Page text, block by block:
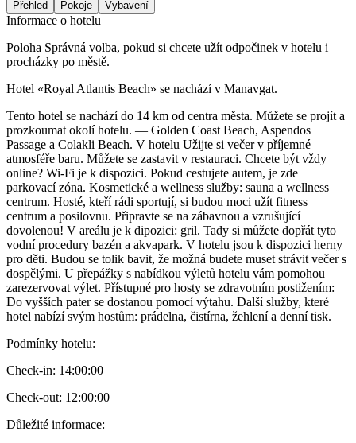
Přehled Pokoje Vybavení
Informace o hotelu
Poloha Správná volba, pokud si chcete užít odpočinek v hotelu i
procházky po městě.
Hotel «Royal Atlantis Beach» se nachází v Manavgat.
Tento hotel se nachází do 14 km od centra města. Můžete se projít a
prozkoumat okolí hotelu. — Golden Coast Beach, Aspendos
Passage a Colakli Beach. V hotelu Užijte si večer v příjemné
atmosféře baru. Můžete se zastavit v restauraci. Chcete být vždy
online? Wi-Fi je k dispozici. Pokud cestujete autem, je zde
parkovací zóna. Kosmetické a wellness služby: sauna a wellness
centrum. Hosté, kteří rádi sportují, si budou moci užít fitness
centrum a posilovnu. Připravte se na zábavnou a vzrušující
dovolenou! V areálu je k dipozici: gril. Tady si můžete dopřát tyto
vodní procedury bazén a akvapark. V hotelu jsou k dispozici herny
pro děti. Budou se tolik bavit, že možná budete muset strávit večer s
dospělými. U přepážky s nabídkou výletů hotelu vám pomohou
zarezervovat výlet. Přístupné pro hosty se zdravotním postižením:
Do vyšších pater se dostanou pomocí výtahu. Další služby, které
hotel nabízí svým hostům: prádelna, čistírna, žehlení a denní tisk.
Podmínky hotelu:
Check-in: 14:00:00
Check-out: 12:00:00
Důležité informace: